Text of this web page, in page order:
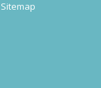
Sitemap